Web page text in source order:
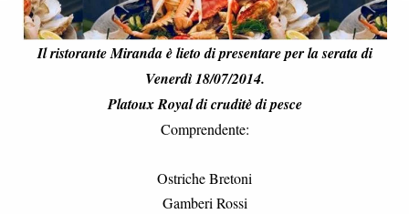
Il ristorante Miranda è lieto di presentare per la serata di
Venerdì 18/07/2014.
Platoux Royal di cruditè di pesce
Comprendente:
Ostriche Bretoni
Gamberi Rossi